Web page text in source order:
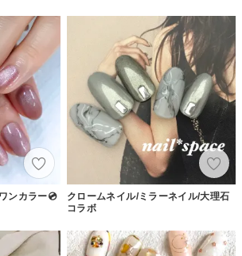
ンカラー💿
クロームネイル/ミラーネイル/大理石
コラボ